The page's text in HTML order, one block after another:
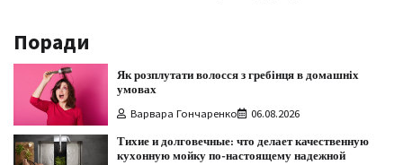
Поради
Як розплутати волосся з гребінця в домашніх
умовах
Варвара Гончаренко 06.08.2026
Тихие и долговечные: что делает качественную
кухонную мойку по-настоящему надежной